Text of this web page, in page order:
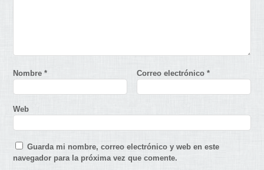
Nombre* Correo electrónico*
Web
Guarda mi nombre, correo electrónico y web en este
navegador para la próxima vez que comente.